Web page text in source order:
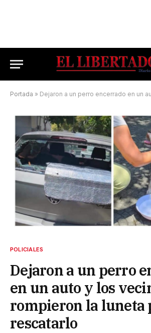
Portada » Dejaron a un perro encerrado en un auto y los vecinos
POLICIALES
Dejaron a un perro
en un auto y los
rompieron la luneta
rescatarlo